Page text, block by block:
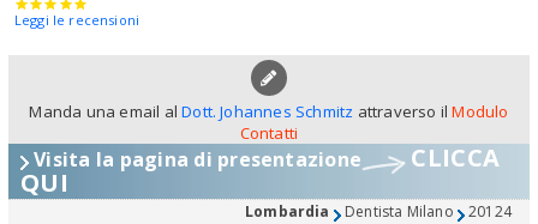
Leggi le recensioni
Manda una email alDott. Johannes Schmitz attraverso ilModulo
Contatti
Visita la pagina di presentazione CLICCA
QUI
Lombardia Dentista Milano 20124